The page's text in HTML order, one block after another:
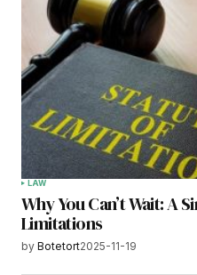
LAW
Why You Can’t Wait: A
Limitations
by Botetort2025-11-19